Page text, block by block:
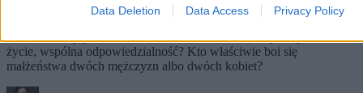
Data Deletion Data Access Privacy Policy
Komu szkodzi to, że państwo uzna więź, która już istnieje: prawną,
życie, wspólna odpowiedzialność? Kto właściwie boi się
małżeństwa dwóch mężczyzn albo dwóch kobiet?